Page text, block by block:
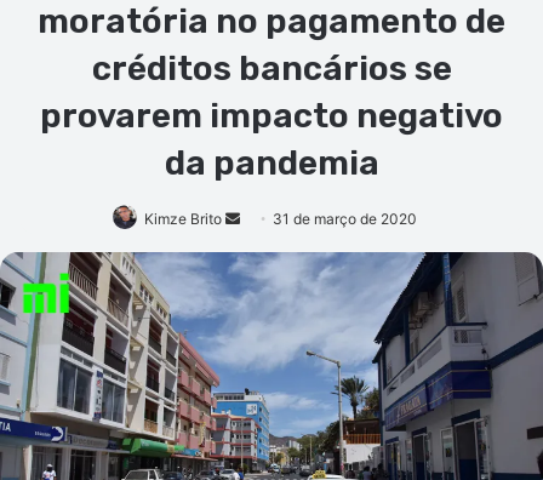
moratória no pagamento de
créditos bancários se
provarem impacto negativo
da pandemia
Kimze Brito
Mande
e-
mail
31 de março de 2020